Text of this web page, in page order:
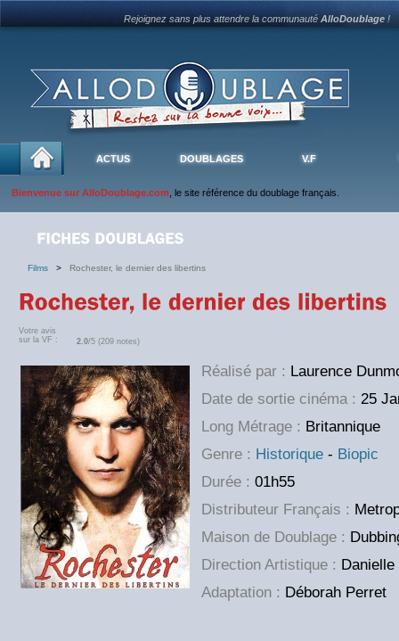
Rejoignez sans plus attendre la communautéAlloDoublage !
ACTUS DOUBLAGES V.F
Bienvenue sur AlloDoublage.com , le site référence du doublage français.
Films > Rochester, le dernier des libertins
Votre avis
sur la VF :
2.0/5 (209 notes)
Réalisé par : Laurence
Date de sortie cinéma : 25
Long Métrage : Britannique
Genre : Historique - Biopic
Durée : 01h55
Distributeur Français :
Maison de Doublage :
Direction Artistique :
Adaptation : Déborah Perret